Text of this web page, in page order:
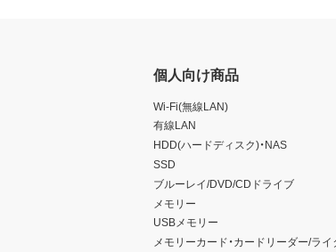
個人向け商品
Wi-Fi(無線LAN)
有線LAN
HDD(ハードディスク)・NAS
SSD
ブルーレイ/DVD/CDドライブ
メモリー
USBメモリー
メモリーカード・カードリーダー/ライ